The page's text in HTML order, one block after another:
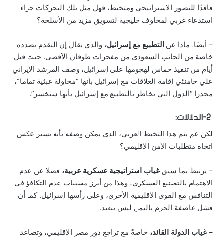
فاقدًا للتصور الاستراتيجي ومتخبط، فهل مثل تلك التحركات جراء
استدعاء غربي لمخاوف خليجية لتسويق مزيد من الأسلحة؟
– أيضًا، ماذا عن التطبيع مع إسرائيل، والذي يقال إن التقدم بصدده
خاصة من الجانب السعودي من مفجرات طوفان الأقصى. حيث قبل
أيام من تنفيذ حماس لهجومها على إسرائيل، وصف المرشد الإيراني
علي خامنئي إقامة العلاقات مع إسرائيل بأنها “محاولة عبثية تماما”،
محذرا “الدول التي تخاطر بالتطبيع مع إسرائيل بأنها ستخسر”.
2-الدلالات:
لكن عم ينم هذا التخبط العربي، الذي يمكن وصفه بأنه يسير عكس
اتجاه متطلبات الأمن الإقليمي؟
– يرتبط بما سبق غياب استراتيجية عسكرية عربية، فضلا عن عدم
الاهتمام بالتصنيع العسكري، وهذا من أبرز مسببات عدم التكافؤ في
التنافس مع القوى الإقليمية الأخرى، وعلى رأسها إسرائيل. كما أن
فشل عاصفة الحزم باليمن ليس ببعيد.
– غياب الدولة القائد، خاصةً مع تراجع دور مصر الإقليمي، وتصاعد